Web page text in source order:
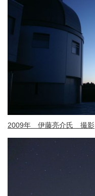
2009年 伊藤亮介氏 撮影